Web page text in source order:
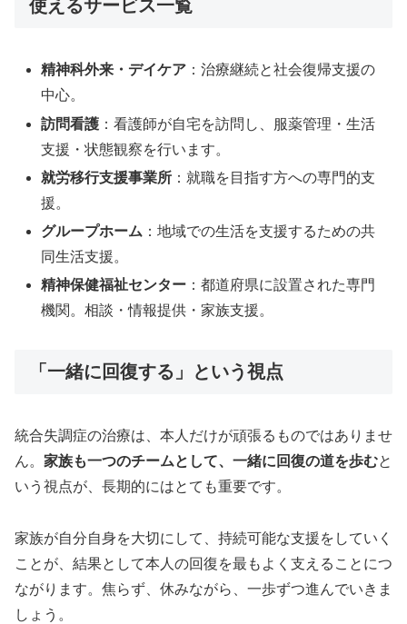
使えるサービス一覧
精神科外来・デイケア ：治療継続と社会復帰支援の
中心。
訪問看護 ：看護師が自宅を訪問し、服薬管理・生活
支援・状態観察を行います。
就労移行支援事業所 ：就職を目指す方への専門的支
援。
グループホーム ：地域での生活を支援するための共
同生活支援。
精神保健福祉センター ：都道府県に設置された専門
機関。相談・情報提供・家族支援。
「一緒に回復する」という視点
統合失調症の治療は、本人だけが頑張るものではありませ
ん。 家族も一つのチームとして、一緒に回復の道を歩むと
いう視点が、長期的にはとても重要です。
家族が自分自身を大切にして、持続可能な支援をしていく
ことが、結果として本人の回復を最もよく支えることにつ
ながります。焦らず、休みながら、一歩ずつ進んでいきま
しょう。